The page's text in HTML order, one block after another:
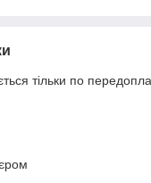
тільки по